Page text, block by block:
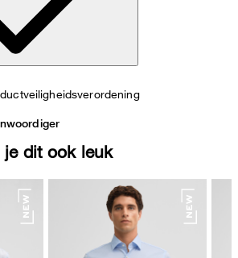
dit ook leuk